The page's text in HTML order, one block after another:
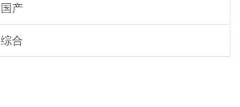
国产
综合